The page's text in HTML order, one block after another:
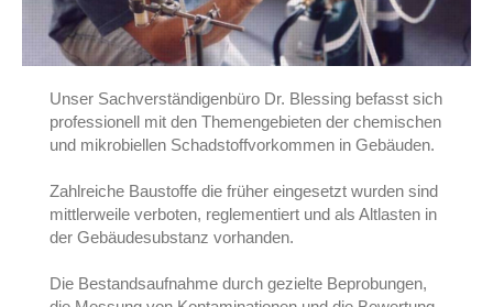
Unser Sachverständigenbüro Dr. Blessing befasst sich
professionell mit den Themengebieten der chemischen
und mikrobiellen Schadstoffvorkommen in Gebäuden.
Zahlreiche Baustoffe die früher eingesetzt wurden sind
mittlerweile verboten, reglementiert und als Altlasten in
der Gebäudesubstanz vorhanden.
Die Bestandsaufnahme durch gezielte Beprobungen,